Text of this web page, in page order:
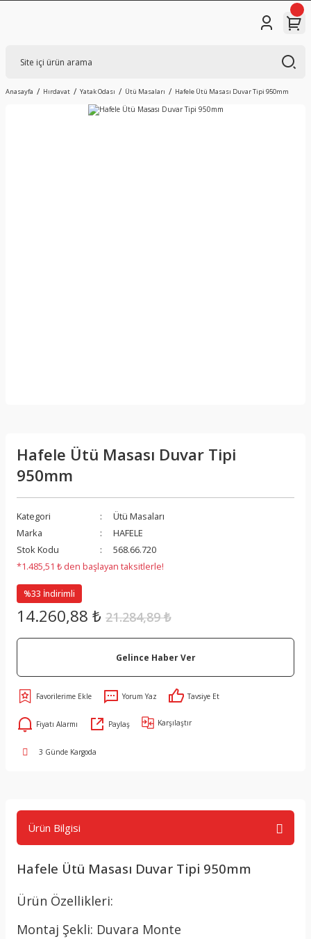
Anasayfa Hırdavat Yatak Odası Ütü Masaları Hafele Ütü Masası Duvar Tipi 950mm
Hafele Ütü Masası Duvar Tipi
950mm
Kategori
Ütü Masaları
Marka
HAFELE
Stok Kodu
568.66.720
*1.485,51 ₺ den başlayan taksitlerle!
%33 İndirimli
14.260,88 ₺ 21.284,89 ₺
Gelince Haber Ver
Yorum Yaz Tavsiye Et
Fiyatı Alarmı Paylaş Karşılaştır
3 Günde Kargoda
Ürün Bilgisi
Hafele Ütü Masası Duvar Tipi 950mm
Ürün Özellikleri:
Montaj Şekli: Duvara Monte